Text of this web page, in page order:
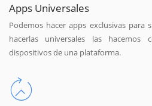
Apps Universales
Podemos hacer apps exclusivas para
hacerlas universales las hacemos
dispositivos de una plataforma.